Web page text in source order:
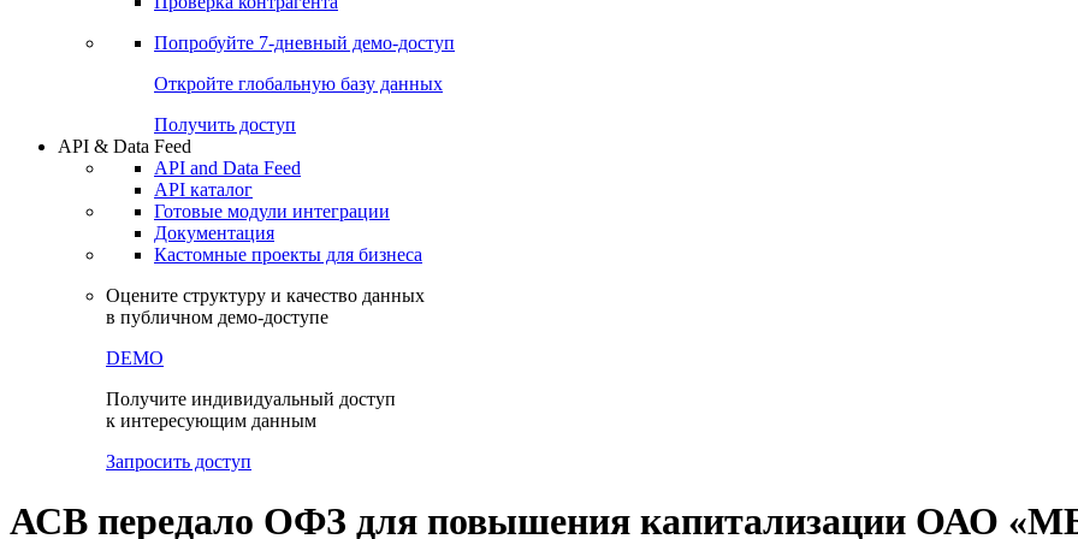
Попробуйте 7-дневный демо-доступ
Откройте глобальную базу данных
Получить доступ
API & Data Feed
API and Data Feed
API каталог
Готовые модули интеграции
Документация
Кастомные проекты для бизнеса
Оцените структуру и качество данных
в публичном демо-доступе
DEMO
Получите индивидуальный доступ
к интересующим данным
Запросить доступ
АСВ передало ОФЗ для повышения капитализации ОАО